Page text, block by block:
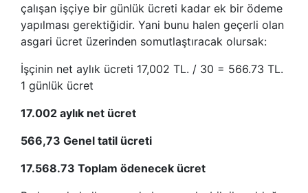
çalışan işçiye bir günlük ücreti kadar ek bir ödeme
yapılması gerektiğidir. Yani bunu halen geçerli olan
asgari ücret üzerinden somutlaştıracak olursak:
İşçinin net aylık ücreti 17,002 TL. / 30 = 566.73 TL.
1 günlük ücret
17.002 aylık net ücret
566,73 Genel tatil ücreti
17.568.73 Toplam ödenecek ücret